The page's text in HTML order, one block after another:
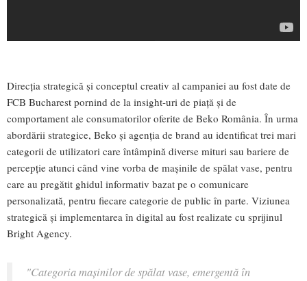
Direcția strategică și conceptul creativ al campaniei au fost date de
FCB Bucharest pornind de la insight-uri de piață și de
comportament ale consumatorilor oferite de Beko România. În urma
abordării strategice, Beko și agenția de brand au identificat trei mari
categorii de utilizatori care întâmpină diverse mituri sau bariere de
percepție atunci când vine vorba de mașinile de spălat vase, pentru
care au pregătit ghidul informativ bazat pe o comunicare
personalizată, pentru fiecare categorie de public în parte. Viziunea
strategică și implementarea în digital au fost realizate cu sprijinul
Bright Agency.
"Categoria mașinilor de spălat vase, emergentă în